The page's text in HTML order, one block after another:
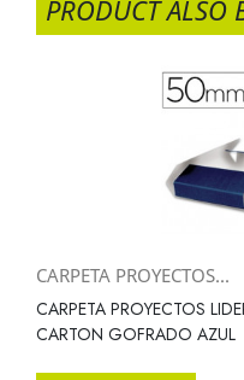
PRODUCT ALSO
CARPETA PROYECTOS...
CARPETA PROYECTOS
CARTON GOFRADO AZUL